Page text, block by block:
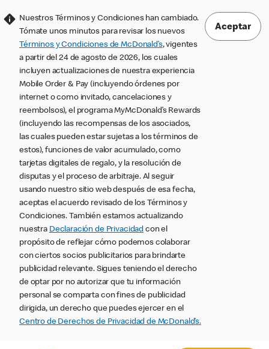
Nuestros Términos y Condiciones han cambiado.
Tómate unos minutos para revisar los nuevos
Términos y Condiciones de McDonald’s, vigentes
a partir del 24 de agosto de 2026, los cuales
incluyen actualizaciones de nuestra experiencia
Mobile Order & Pay (incluyendo órdenes por
internet o como invitado, cancelaciones y
reembolsos), el programa MyMcDonald’s Rewards
(incluyendo las recompensas de los asociados,
las cuales pueden estar sujetas a los términos de
estos), funciones de valor acumulado, como
tarjetas digitales de regalo, y la resolución de
disputas y el proceso de arbitraje. Al seguir
usando nuestro sitio web después de esa fecha,
aceptas el acuerdo revisado de los Términos y
Condiciones. También estamos actualizando
nuestra Declaración de Privacidad con el
propósito de reflejar cómo podemos colaborar
con ciertos socios publicitarios para brindarte
publicidad relevante. Sigues teniendo el derecho
de optar por no autorizar que tu información
personal se comparta con fines de publicidad
dirigida, un derecho que puedes ejercer en el
Centro de Derechos de Privacidad de McDonald’s.
Aceptar